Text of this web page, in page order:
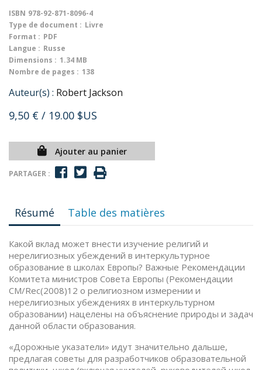
ISBN 978-92-871-8096-4
Type de document : Livre
Format : PDF
Langue : Russe
Dimensions : 1.34 MB
Nombre de pages : 138
Auteur(s) : Robert Jackson
9,50 € / 19.00 $US
Ajouter au panier
PARTAGER :
Résumé Table des matières
Какой вклад может внести изучение религий и
нерелигиозных убеждений в интеркультурное
образование в школах Европы? Важные Рекомендации
Комитета министров Совета Европы (Рекомендации
СМ/Rec(2008)12 о религиозном измерении и
нерелигиозных убеждениях в интеркультурном
образовании) нацелены на объяснение природы и задач
данной области образования.
«Дорожные указатели» идут значительно дальше,
предлагая советы для разработчиков образовательной